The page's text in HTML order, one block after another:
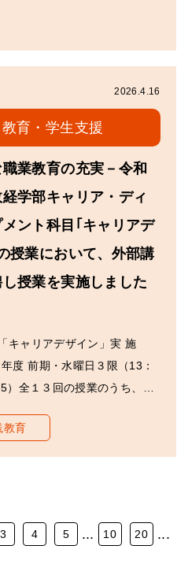
2026.4.16
教育・学生支援
業教育の充実－令和
経学部キャリア・ディ
ント科目｢キャリアデ
授業において、外部講
授業を実施しました
キャリアデザイン」実 施
度 前期・水曜日３限（13：
）全１３回の授業のうち、…
教育
3 4 5 ... 10 20 ...